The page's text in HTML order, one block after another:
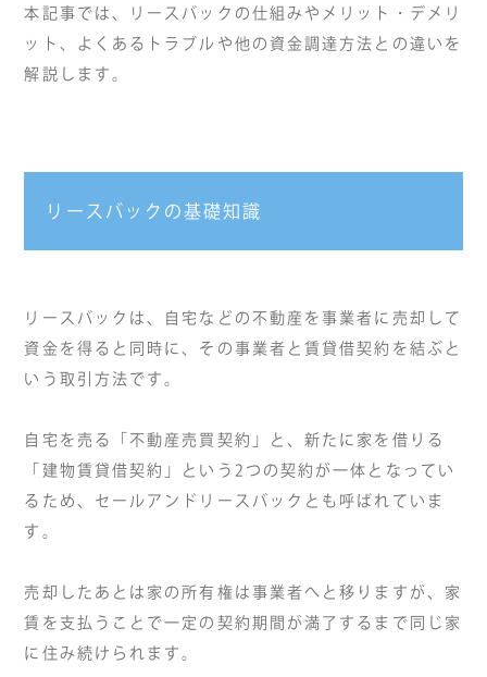
本記事では、リースバックの仕組みやメリット・デメリ
ット、よくあるトラブルや他の資金調達方法との違いを
解説します。
リースバックの基礎知識
リースバックは、自宅などの不動産を事業者に売却して
資金を得ると同時に、その事業者と賃貸借契約を結ぶと
いう取引方法です。
自宅を売る「不動産売買契約」と、新たに家を借りる
「建物賃貸借契約」という2つの契約が一体となってい
るため、セールアンドリースバックとも呼ばれていま
す。
売却したあとは家の所有権は事業者へと移りますが、家
賃を支払うことで一定の契約期間が満了するまで同じ家
に住み続けられます。